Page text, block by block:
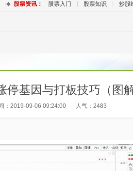
股票资讯： 股票入门 股票知识 炒股
基因与打板技巧（图解
：2019-09-06 09:24:00 人气： 2483